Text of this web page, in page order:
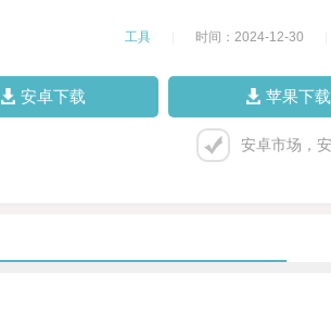
工具 时间：2024-12-30
安卓下载 苹果下载
安卓市场，